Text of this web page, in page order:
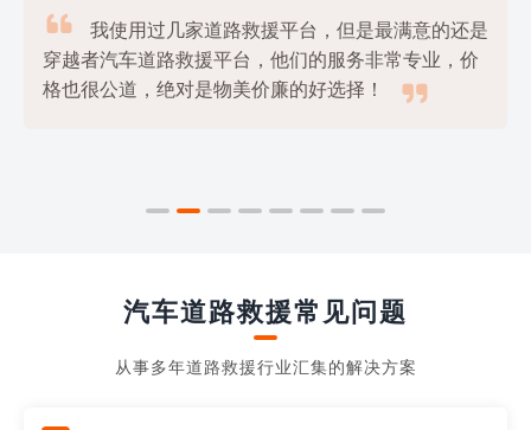

我使用过几家道路救援平台，但是最满意的还是
穿越者汽车道路救援平台，他们的服务非常专业，价
格也很公道，绝对是物美价廉的好选择！

汽车道路救援常见问题
从事多年道路救援行业汇集的解决方案